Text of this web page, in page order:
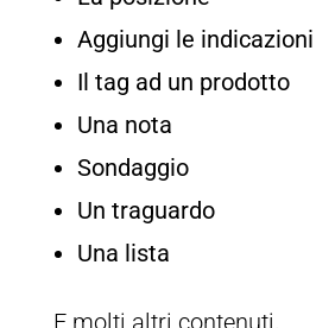
Aggiungi le
Il tag ad un prodotto
Una nota
Sondaggio
Un traguardo
Una lista
E molti altri contenuti.